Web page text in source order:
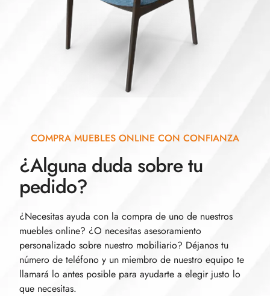
COMPRA MUEBLES ONLINE CON CONFIANZA
¿Alguna duda sobre tu
pedido?
¿Necesitas ayuda con la compra de uno de nuestros
muebles online? ¿O necesitas asesoramiento
personalizado sobre nuestro mobiliario? Déjanos tu
número de teléfono y un miembro de nuestro equipo te
llamará lo antes posible para ayudarte a elegir justo lo
que necesitas.